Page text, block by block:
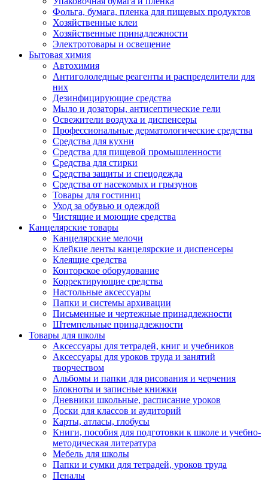
Фольга, бумага, пленка для пищевых продуктов
Хозяйственные клеи
Хозяйственные принадлежности
Электротовары и освещение
Бытовая химия
Автохимия
Антигололедные реагенты и распределители для
них
Дезинфицирующие средства
Мыло и дозаторы, антисептические гели
Освежители воздуха и диспенсеры
Профессиональные дерматологические средства
Средства для кухни
Средства для пищевой промышленности
Средства для стирки
Средства защиты и спецодежда
Средства от насекомых и грызунов
Товары для гостиниц
Уход за обувью и одеждой
Чистящие и моющие средства
Канцелярские товары
Канцелярские мелочи
Клейкие ленты канцелярские и диспенсеры
Клеящие средства
Конторское оборудование
Корректирующие средства
Настольные аксессуары
Папки и системы архивации
Письменные и чертежные принадлежности
Штемпельные принадлежности
Товары для школы
Аксессуары для тетрадей, книг и учебников
Аксессуары для уроков труда и занятий
творчеством
Альбомы и папки для рисования и черчения
Блокноты и записные книжки
Дневники школьные, расписание уроков
Доски для классов и аудиторий
Карты, атласы, глобусы
Книги, пособия для подготовки к школе и учебно-
методическая литература
Мебель для школы
Папки и сумки для тетрадей, уроков труда
Пеналы